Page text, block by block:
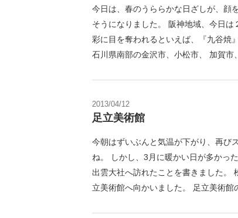
今日は、春のうららかな日ざしが、顔
そうになりました。 阪神地域、今日
彩に目を奪われるといえば、『九谷焼
石川県南部の金沢市、小松市、 加賀
2013/04/12
足立美術館
今朝はずいぶんと気温が下がり、再び
ね。 しかし、3月に暖かい日が多かっ
出雲大社へ訪れたことを書きました。
立美術館へ向かいました。 足立美術